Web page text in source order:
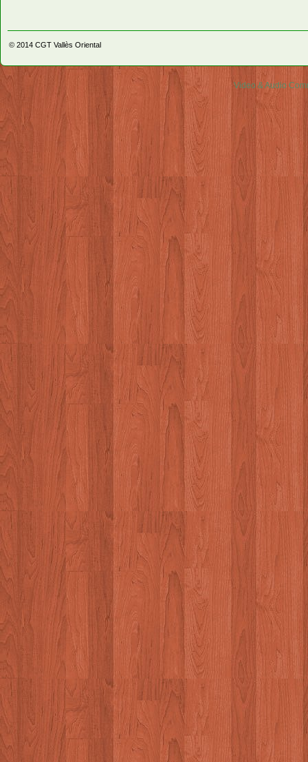
© 2014 CGT Vallès Oriental
Video & Audio